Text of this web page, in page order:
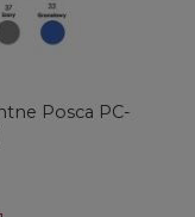
Posca PC-